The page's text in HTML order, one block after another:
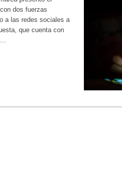
dos fuerzas
a las redes sociales a
que cuenta con